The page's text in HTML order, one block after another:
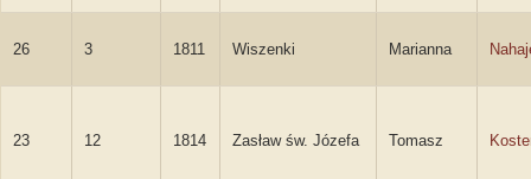
26 3 1811 Wiszenki Marianna
23 12 1814 Zasław św. Józefa Tomasz